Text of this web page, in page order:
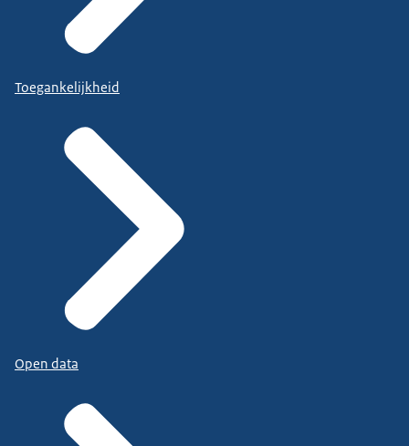
Toegankelijkheid
Open data